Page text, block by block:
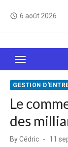
access_time 6 août 2026
Le Web,
sait
GESTION
Le
des
ByCédric 11